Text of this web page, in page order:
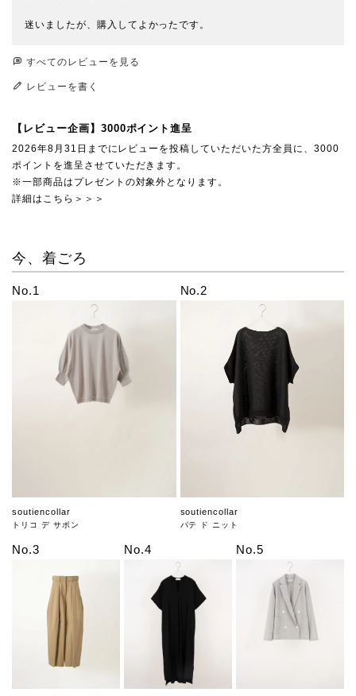
迷いましたが、購入してよかったです。
すべてのレビューを見る
レビューを書く
【レビュー企画】3000ポイント進呈
2026年8月31日までにレビューを投稿していただいた方全員に、3000
ポイントを進呈させていただきます。
※一部商品はプレゼントの対象外となります。
詳細はこちら＞＞＞
今、着ごろ
No.1
soutiencollar
トリコ デ サボン
No.2
soutiencollar
パテ ド ニット
No.3 No.4 No.5